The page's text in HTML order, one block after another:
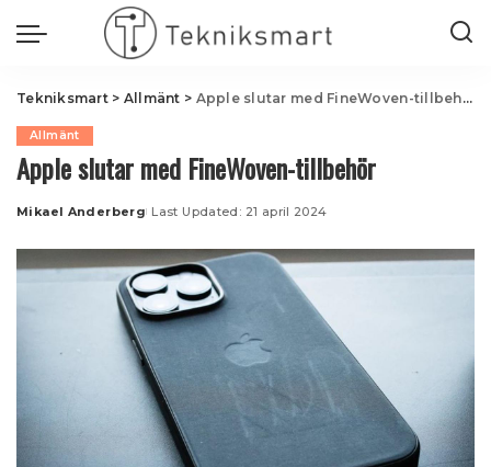
Tekniksmart> Allmänt > Apple slutar med FineWoven-tillbehör
Allmänt
Apple slutar med FineWoven-tillbehör
Posted
Mikael Anderberg Last Updated: 21 april 2024